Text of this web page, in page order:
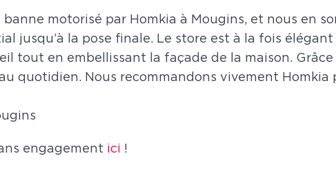
motorisé par Homkia à Mougins, et nous en
jusqu’à la pose finale. Le store est à la fois
tout en embellissant la façade de la maison. Grâce
quotidien. Nous recommandons vivement
engagement ici !